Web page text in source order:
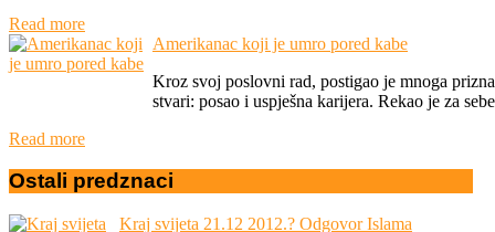
Read more
Amerikanac koji je umro pored kabe
Kroz svoj poslovni rad, postigao je mnoga
stvari: posao i uspješna karijera. Rekao je za
Read more
Ostali predznaci
Kraj svijeta 21.12 2012.? Odgovor Islama